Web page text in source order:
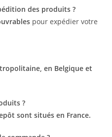
des produits ?
pour expédier votre
en Belgique et
?
sont situés en France.